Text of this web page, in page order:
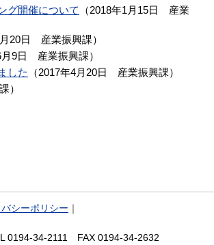
グ開催について
（2018年1月15日
産業
20日 産業振興課）
9日 産業振興課）
した
（2017年4月20日 産業振興課）
）
シーポリシー
0194-34-2111 FAX 0194-34-2632